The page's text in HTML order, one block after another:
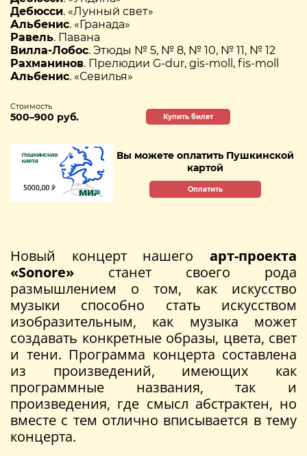
Дебюсси. «Лунный свет»
Альбенис. «Гранада»
Равель. Павана
Вилла-Лобос. Этюды № 5, № 8, № 10, № 11, № 12
Рахманинов. Прелюдии G-dur, gis-moll, fis-moll
Альбенис. «Севилья»
Стоимость
500–900 руб. Купить билет
Вы можете оплатить Пушкинской
картой
Оплатить
Новый концерт нашего арт-проекта
«Sonore» станет своего рода
размышлением о том, как искусство
музыки способно стать искусством
изобразительным, как музыка может
создавать конкретные образы, цвета, свет
и тени. Программа концерта составлена
из произведений, имеющих как
программные названия, так и
произведения, где смысл абстрактен, но
вместе с тем отлично вписывается в тему
концерта.